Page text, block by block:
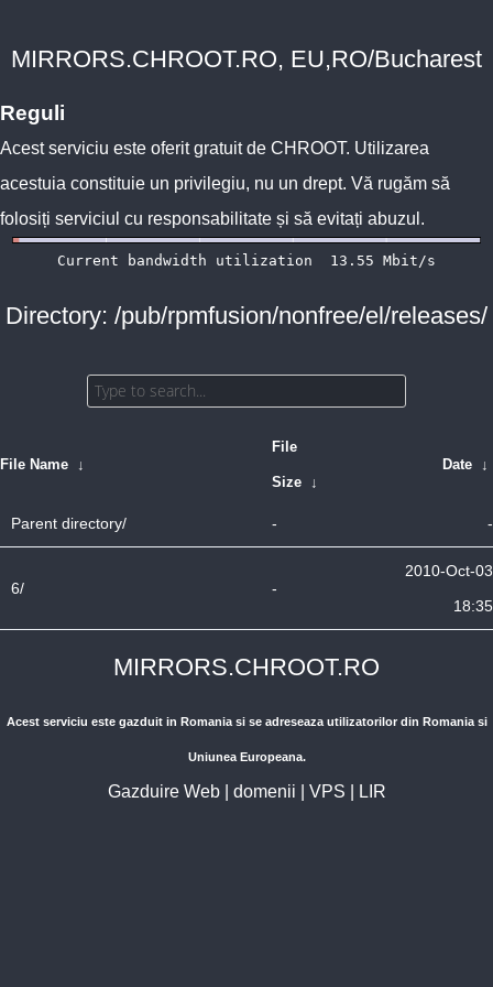
MIRRORS.CHROOT.RO, EU,RO/Bucharest
Reguli
Acest serviciu este oferit gratuit de CHROOT. Utilizarea
acestuia constituie un privilegiu, nu un drept. Vă rugăm să
folosiți serviciul cu responsabilitate și să evitați abuzul.
Directory: /pub/rpmfusion/nonfree/el/releases/
File Name ↓
File
Size ↓
Date ↓
Parent directory/ - -
6/ -
2010-Oct-03
18:35
MIRRORS.CHROOT.RO
Acest serviciu este gazduit in Romania si se adreseaza utilizatorilor din Romania si
Uniunea Europeana.
Gazduire Web| domenii VPS LIR